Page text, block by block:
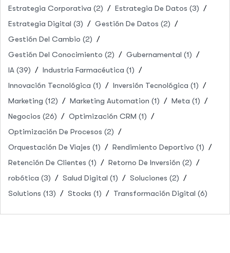
Estrategia Corporativa (2) Estrategia De Datos (3)
Estrategia Digital (3) Gestión De Datos (2)
Gestión Del Cambio (2)
Gestión Del Conocimiento (2) Gubernamental (1)
IA (39) Industria Farmacéutica (1)
Innovación Tecnológica (1) Inversión Tecnológica (1)
Marketing (12) Marketing Automation (1) Meta (1)
Negocios (26) Optimización CRM (1)
Optimización De Procesos (2)
Orquestación De Viajes (1) Rendimiento Deportivo (1)
Retención De Clientes (1) Retorno De Inversión (2)
robótica (3) Salud Digital (1) Soluciones (2)
Solutions (13) Stocks (1) Transformación Digital (6)